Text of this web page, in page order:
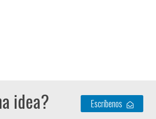
idea? Escríbenos